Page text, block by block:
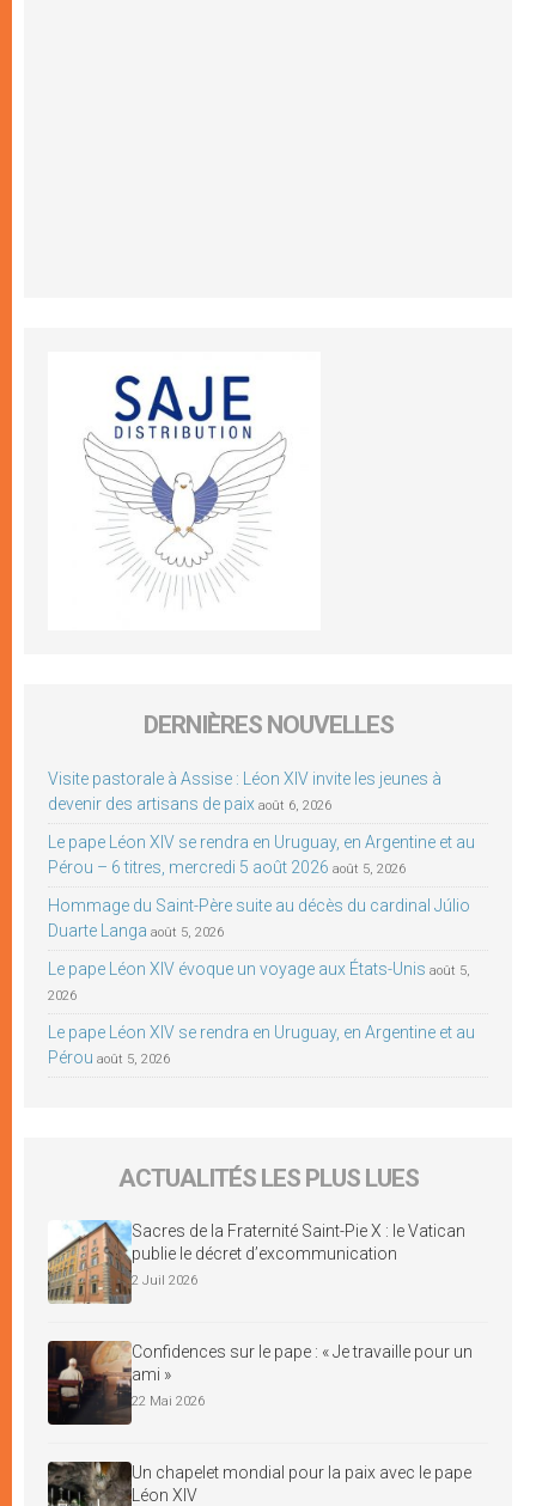
DERNIÈRES NOUVELLES
Visite pastorale à Assise : Léon XIV invite les jeunes à
devenir des artisans de paix août 6, 2026
Le pape Léon XIV se rendra en Uruguay, en Argentine et au
Pérou – 6 titres, mercredi 5 août 2026 août 5, 2026
Hommage du Saint-Père suite au décès du cardinal Júlio
Duarte Langa août 5, 2026
Le pape Léon XIV évoque un voyage aux États-Unis août 5,
2026
Le pape Léon XIV se rendra en Uruguay, en Argentine et au
Pérou août 5, 2026
ACTUALITÉS LES PLUS LUES
Sacres de la Fraternité Saint-Pie X : le Vatican
publie le décret d’excommunication
2 Juil 2026
Confidences sur le pape : « Je travaille pour un
ami »
22 Mai 2026
Un chapelet mondial pour la paix avec le pape
Léon XIV